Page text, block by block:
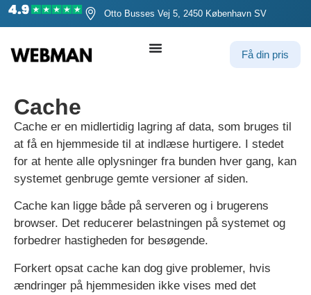
Otto Busses Vej 5, 2450 København SV
Få din pris
Cache
Cache er en midlertidig lagring af data, som bruges til
at få en hjemmeside til at indlæse hurtigere. I stedet
for at hente alle oplysninger fra bunden hver gang, kan
systemet genbruge gemte versioner af siden.
Cache kan ligge både på serveren og i brugerens
browser. Det reducerer belastningen på systemet og
forbedrer hastigheden for besøgende.
Forkert opsat cache kan dog give problemer, hvis
ændringer på hjemmesiden ikke vises med det